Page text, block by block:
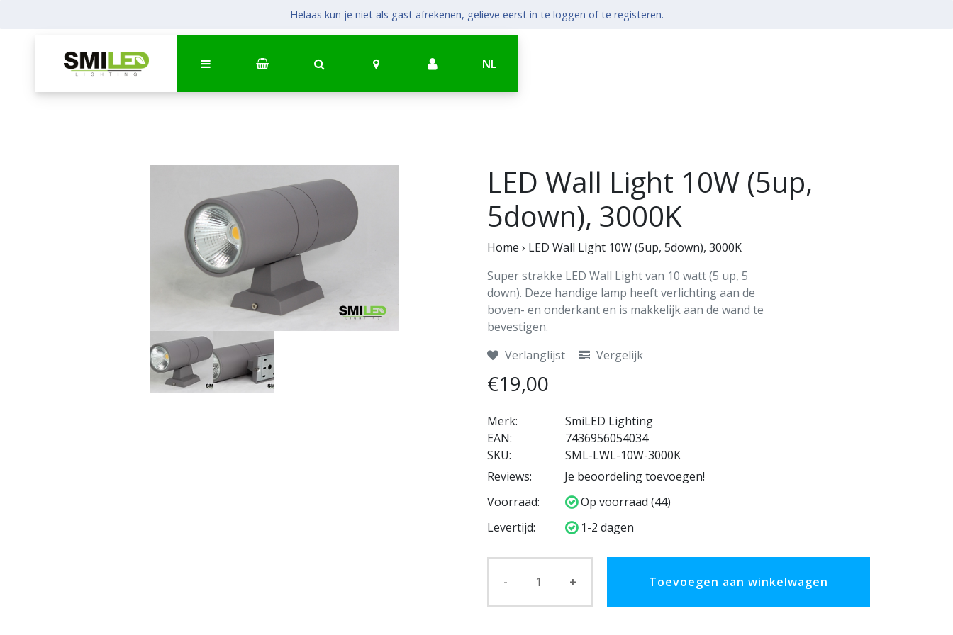
NL
Helaas kun je niet als gast afrekenen, gelieve eerst in te loggen of te registeren.
LED Wall Light 10W (5up,
5down), 3000K
Home › LED Wall Light 10W (5up, 5down), 3000K
Super strakke LED Wall Light van 10 watt (5 up, 5
down). Deze handige lamp heeft verlichting aan de
boven- en onderkant en is makkelijk aan de wand te
bevestigen.
Verlanglijst
Vergelijk
€19,00
Merk:
SmiLED Lighting
EAN:
7436956054034
SKU:
SML-LWL-10W-3000K
Reviews:
Je beoordeling toevoegen!
Voorraad:
Op voorraad (44)
Levertijd:
1-2 dagen
- + Toevoegen aan winkelwagen